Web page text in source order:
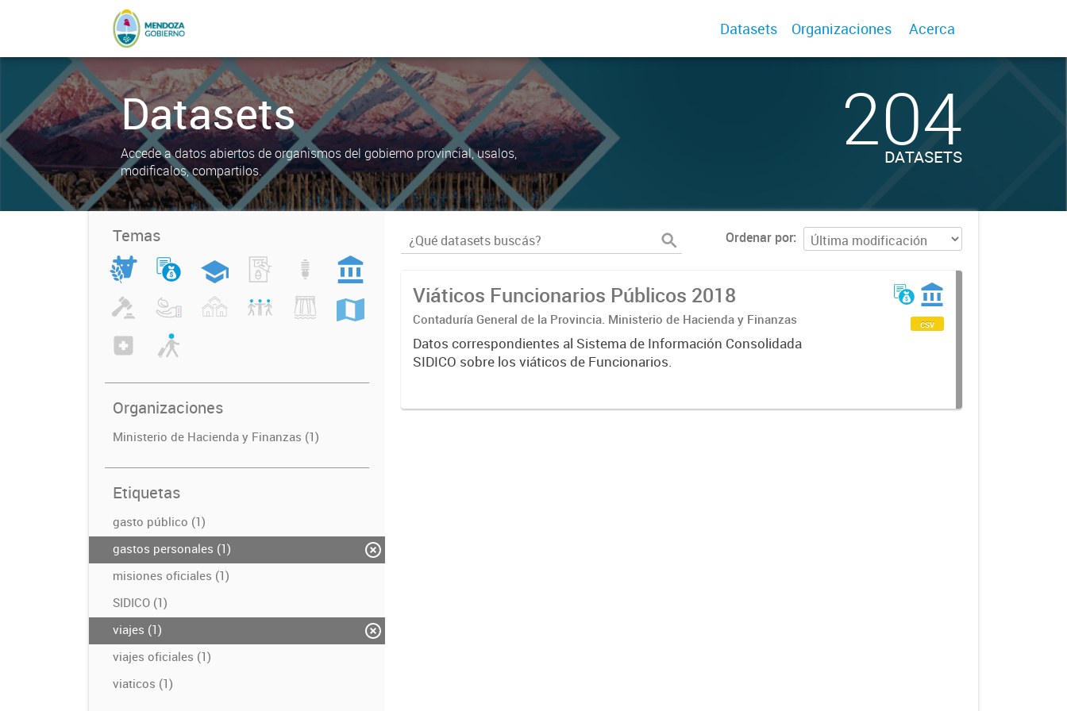
Datasets Organizaciones Acerca
Datasets
Accede a datos abiertos de organismos del gobierno provincial, usalos,
modificalos, compartilos.
204
DATASETS
Temas
Organizaciones
Ministerio de Hacienda y Finanzas (1)
Etiquetas
gasto público (1)
gastos personales (1)
misiones oficiales (1)
SIDICO (1)
viajes (1)
viajes oficiales (1)
viaticos (1)
Ordenar por
Viáticos Funcionarios Públicos 2018
Contaduría General de la Provincia. Ministerio de Hacienda y Finanzas
Datos correspondientes al Sistema de Información Consolidada
SIDICO sobre los viáticos de Funcionarios.
csv